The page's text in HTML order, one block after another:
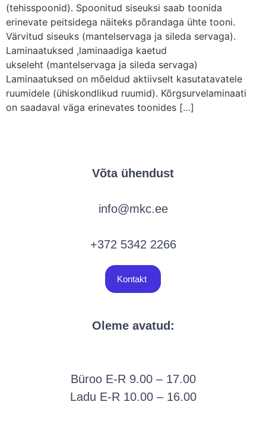
(tehisspoonid). Spoonitud siseuksi saab toonida
erinevate peitsidega näiteks põrandaga ühte tooni.
Värvitud siseuks (mantelservaga ja sileda servaga).
Laminaatuksed ,laminaadiga kaetud
ukseleht (mantelservaga ja sileda servaga)
Laminaatuksed on mõeldud aktiivselt kasutatavatele
ruumidele (ühiskondlikud ruumid). Kõrgsurvelaminaati
on saadaval väga erinevates toonides […]
Oleme avatud:
Büroo E-R 9.00 – 17.00
Ladu E-R 10.00 – 16.00
Võta ühendust
info@mkc.ee
+372 5342 2266
Kontakt